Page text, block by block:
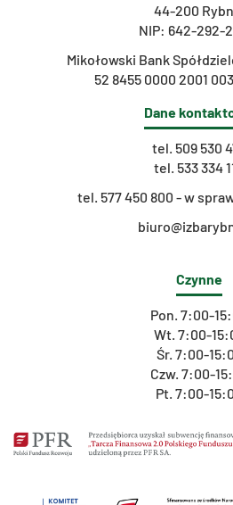
44-200
NIP: 642-292-
Mikołowski Bank
52 8455 0000 2001
Dane
tel. 509 530
tel. 533 334
tel. 577 450 800 - w
Czynne
Pon. 7:00-
Wt. 7:00-
Śr. 7:00-
Czw. 7:00-
Pt. 7:00-